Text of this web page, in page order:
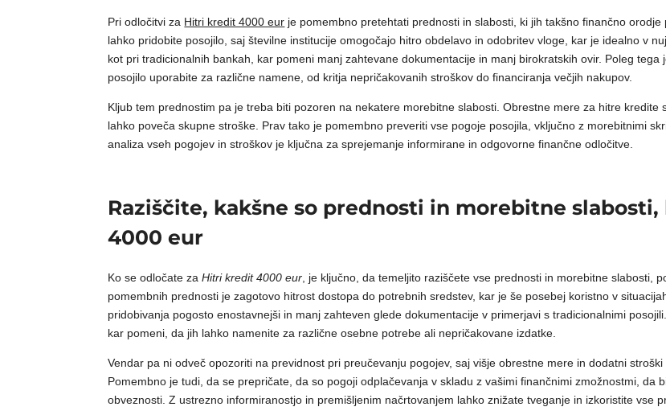
Pri odločitvi za Hitri kredit 4000 eur je pomembno pretehtati prednosti in slabosti, ki jih takšno finančno
lahko pridobite posojilo, saj številne institucije omogočajo hitro obdelavo in odobritev vloge, kar je idealno v
kot pri tradicionalnih bankah, kar pomeni manj zahtevane dokumentacije in manj birokratskih ovir. Poleg
posojilo uporabite za različne namene, od kritja nepričakovanih stroškov do financiranja večjih nakupov.
Kljub tem prednostim pa je treba biti pozoren na nekatere morebitne slabosti. Obrestne mere za hitre
lahko poveča skupne stroške. Prav tako je pomembno preveriti vse pogoje posojila, vključno z morebitnimi
analiza vseh pogojev in stroškov je ključna za sprejemanje informirane in odgovorne finančne odločitve.
Raziščite, kakšne so prednosti in morebitne
4000 eur
Ko se odločate zaHitri kredit 4000 eur, je ključno, da temeljito raziščete vse prednosti in morebitne slabosti,
pomembnih prednosti je zagotovo hitrost dostopa do potrebnih sredstev, kar je še posebej koristno v
pridobivanja pogosto enostavnejši in manj zahteven glede dokumentacije v primerjavi s tradicionalnimi
kar pomeni, da jih lahko namenite za različne osebne potrebe ali nepričakovane izdatke.
Vendar pa ni odveč opozoriti na previdnost pri preučevanju pogojev, saj višje obrestne mere in dodatni
Pomembno je tudi, da se prepričate, da so pogoji odplačevanja v skladu z vašimi finančnimi zmožnostmi, da
obveznosti. Z ustrezno informiranostjo in premišljenim načrtovanjem lahko znižate tveganje in izkoristite vse